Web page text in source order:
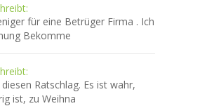
für eine Betrüger Firma . Ich
Bekomme
Ratschlag. Es ist wahr,
ist, zu Weihna